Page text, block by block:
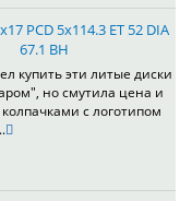
PCD 5x114.3 ET 52 DIA
67.1 BH
купить эти литые диски
но смутила цена и
с логотипом